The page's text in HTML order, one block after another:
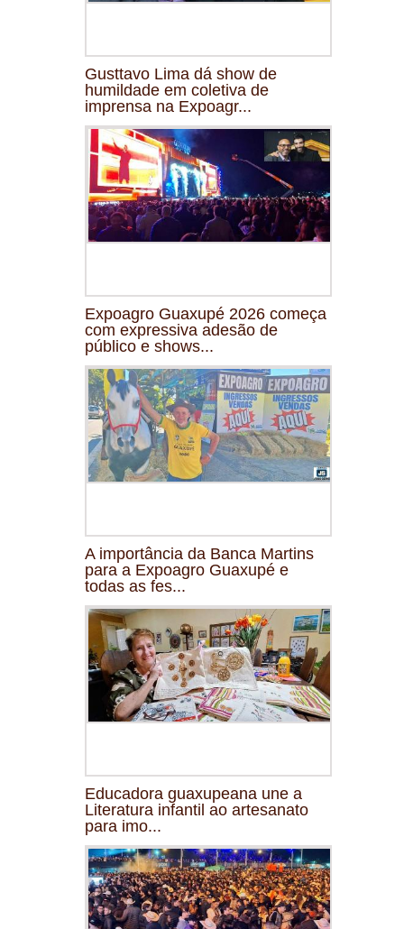
Gusttavo Lima dá show de
humildade em coletiva de
imprensa na Expoagr...
Expoagro Guaxupé 2026 começa
com expressiva adesão de
público e shows...
A importância da Banca Martins
para a Expoagro Guaxupé e
todas as fes...
Educadora guaxupeana une a
Literatura infantil ao artesanato
para imo...